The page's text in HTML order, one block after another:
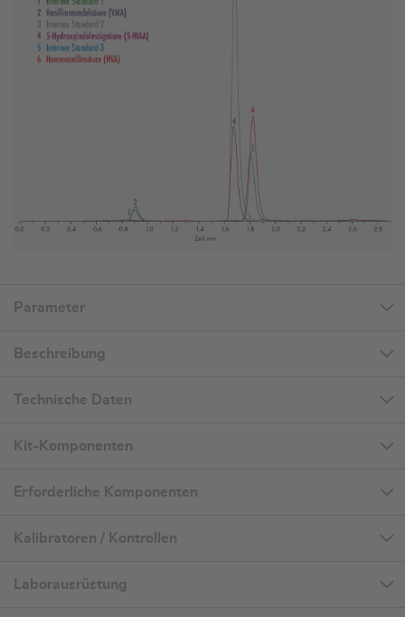
Parameter
Beschreibung
Technische Daten
Kit-Komponenten
Erforderliche Komponenten
Kalibratoren / Kontrollen
Laborausrüstung